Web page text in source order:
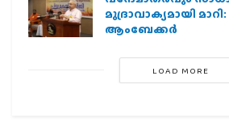
മുദ്രാവാക്യമായി
ആംബേക്കർ
LOAD MORE